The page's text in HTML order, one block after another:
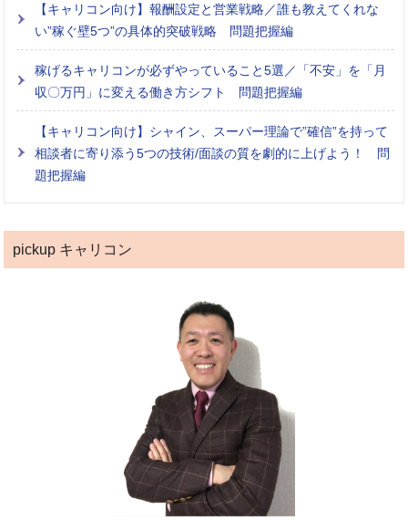
【キャリコン向け】報酬設定と営業戦略／誰も教えてくれな
い”稼ぐ壁5つ”の具体的突破戦略 問題把握編
稼げるキャリコンが必ずやっていること5選／「不安」を「月
収〇万円」に変える働き方シフト 問題把握編
【キャリコン向け】シャイン、スーパー理論で”確信”を持って
相談者に寄り添う5つの技術/面談の質を劇的に上げよう！ 問
題把握編
pickup キャリコン